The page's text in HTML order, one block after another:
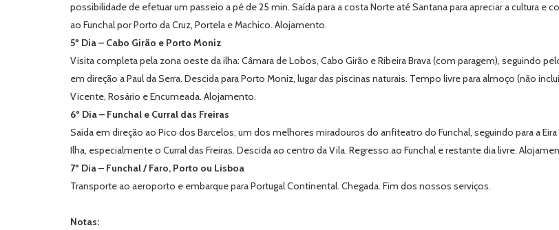
possibilidade de efetuar um passeio a pé de 25 min. Saída para a costa Norte até Santana para apreciar a cultura e
ao Funchal por Porto da Cruz, Portela e Machico. Alojamento.
5º Dia – Cabo Girão e Porto Moniz
Visita completa pela zona oeste da ilha: Câmara de Lobos, Cabo Girão e Ribeira Brava (com paragem), seguindo
em direção a Paul da Serra. Descida para Porto Moniz, lugar das piscinas naturais. Tempo livre para almoço (não
Vicente, Rosário e Encumeada. Alojamento.
6º Dia – Funchal e Curral das Freiras
Saída em direção ao Pico dos Barcelos, um dos melhores miradouros do anfiteatro do Funchal, seguindo para a
Ilha, especialmente o Curral das Freiras. Descida ao centro da Vila. Regresso ao Funchal e restante dia livre.
7º Dia – Funchal / Faro, Porto ou Lisboa
Transporte ao aeroporto e embarque para Portugal Continental. Chegada. Fim dos nossos serviços.
Notas: